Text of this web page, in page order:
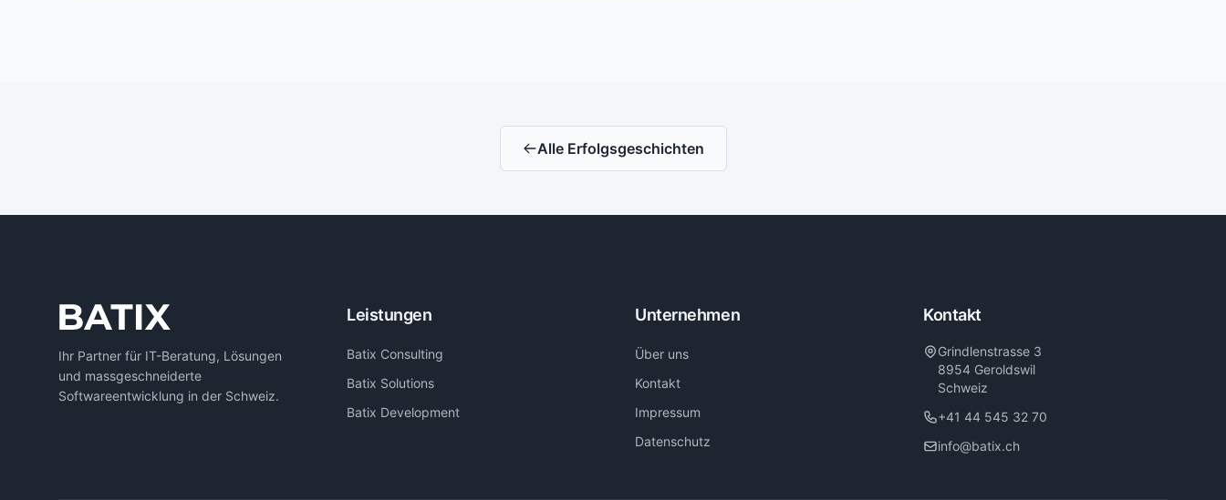
Alle Erfolgsgeschichten
Ihr Partner für IT-Beratung, Lösungen
und massgeschneiderte
Softwareentwicklung in der Schweiz.
Leistungen
Batix Consulting
Batix Solutions
Batix Development
Unternehmen
Über uns
Kontakt
Impressum
Datenschutz
Kontakt
Grindlenstrasse 3
8954 Geroldswil
Schweiz
+41 44 545 32 70
info@batix.ch